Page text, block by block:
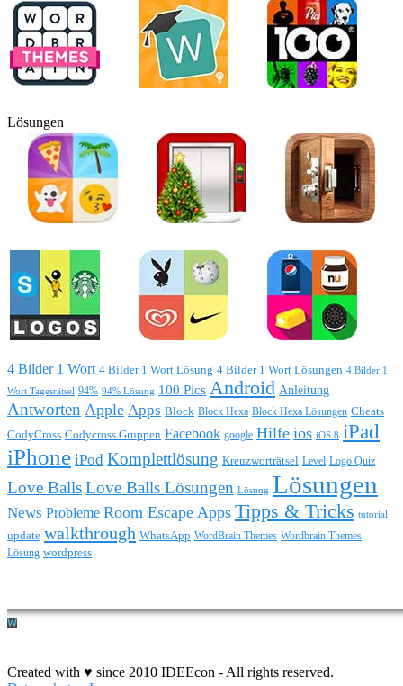
Lösungen
4 Bilder 1 Wort 4 Bilder 1 Wort Lösung 4 Bilder 1 Wort Lösungen 4 Bilder 1
Wort Tagesrätsel 94% 94% Lösung 100 Pics Android Anleitung
Antworten Apple Apps Block Block Hexa Block Hexa Lösungen Cheats
CodyCross Codycross Gruppen Facebook google Hilfe ios iOS 8 iPad
iPhone iPod Komplettlösung Kreuzworträtsel Level Logo Quiz
Love BallsLove Balls Lösungen Lösung Lösungen
News Probleme Room Escape Apps Tipps & Tricks tutorial
update walkthrough WhatsApp WordBrain Themes Wordbrain Themes
Lösung wordpress
Created with ♥ since 2010 IDEEcon - All rights reserved.